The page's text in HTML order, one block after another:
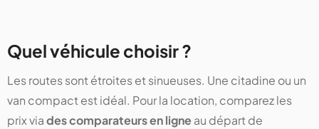
Quel véhicule choisir ?
Les routes sont étroites et sinueuses. Une citadine ou un
van compact est idéal. Pour la location, comparez les
prix viades comparateurs en ligneau départ de